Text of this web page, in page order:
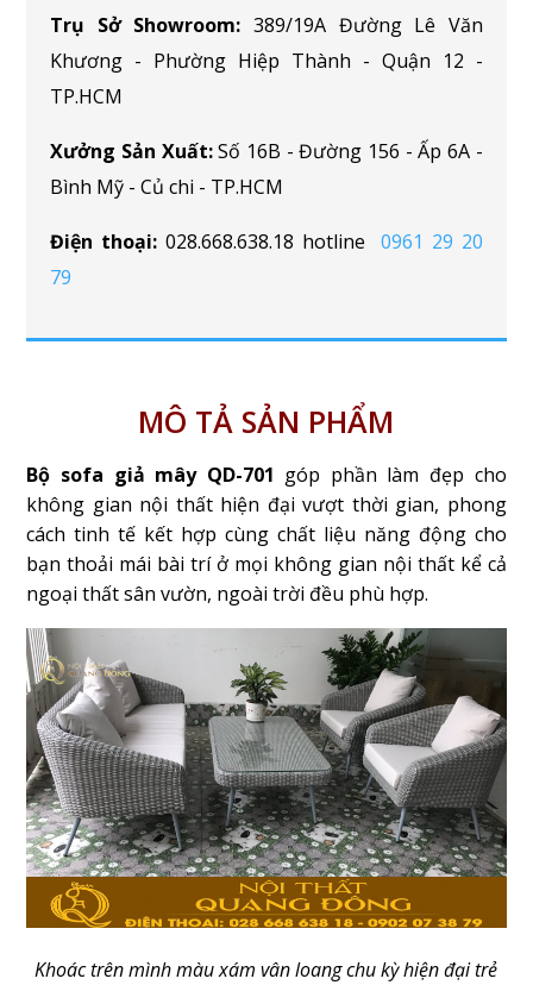
Trụ Sở Showroom: 389/19A Đường Lê Văn
Khương - Phường Hiệp Thành - Quận 12 -
TP.HCM
Xưởng Sản Xuất:Số 16B - Đường 156 - Ấp 6A -
Bình Mỹ - Củ chi - TP.HCM
Điện thoại: 028.668.638.18 hotline0961 29 20
79
MÔ TẢ SẢN PHẨM
Bộ sofa giả mây QD-701 góp phần làm đẹp cho
không gian nội thất hiện đại vượt thời gian, phong
cách tinh tế kết hợp cùng chất liệu năng động cho
bạn thoải mái bài trí ở mọi không gian nội thất kể cả
ngoại thất sân vườn, ngoài trời đều phù hợp.
Khoác trên mình màu xám vân loang chu kỳ hiện đại trẻ